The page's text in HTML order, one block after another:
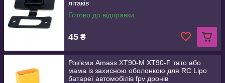
літаків
Готово до відправки
45 ₴
Роз'єми Amass XT90-M XT90-F тато або
мама із захисною оболонкою для RC Lipo
батареї автомобілів fpv дронів